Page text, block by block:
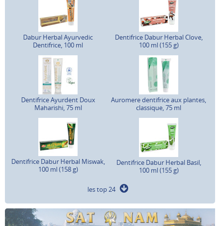
Dabur Herbal Ayurvedic
Dentifrice, 100 ml
Dentifrice Dabur Herbal Clove,
100 ml (155 g)
Dentifrice Ayurdent Doux
Maharishi, 75 ml
Auromere dentifrice aux plantes,
classique, 75 ml
Dentifrice Dabur Herbal Miswak,
100 ml (158 g)
Dentifrice Dabur Herbal Basil,
100 ml (155 g)
les top 24